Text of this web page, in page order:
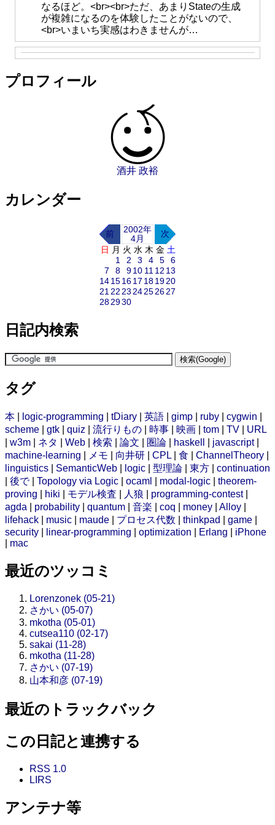
なるほど。<br><br>ただ、あまりStateの生成
が複雑になるのを体験したことがないので、
<br>いまいち実感はわきませんが…
プロフィール
酒井 政裕
カレンダー
前
2002年
4月
次
日 月 火 水 木 金 土
1
2 3 4 5
6
7
8 910 11 12 13
14151617 181920
21 22 23 24252627
282930
日記内検索
タグ
本 logic-programming tDiary 英語 gimp ruby cygwin
scheme
gtk quiz 流行りもの 時事 映画 tom TV
URL
w3m ネタ Web 検索 論文 圏論 haskell javascript|
machine-learning
メモ 向井研 CPL 食 ChannelTheory
linguistics
SemanticWeb logic 型理論 東方
continuation
後で| Topology via Logic ocaml modal-logic
theorem-
proving
hiki モデル検査 人狼 programming-contest|
agda
probability quantum 音楽 coq money Alloy
lifehack
music maude プロセス代数 thinkpad game
security
linear-programming optimization Erlang
iPhone
mac
最近のツッコミ
Lorenzonek (05-21)
さかい (05-07)
mkotha (05-01)
cutsea110 (02-17)
sakai (11-28)
mkotha (11-28)
さかい (07-19)
山本和彦 (07-19)
最近のトラックバック
この日記と連携する
RSS 1.0
LIRS
アンテナ等